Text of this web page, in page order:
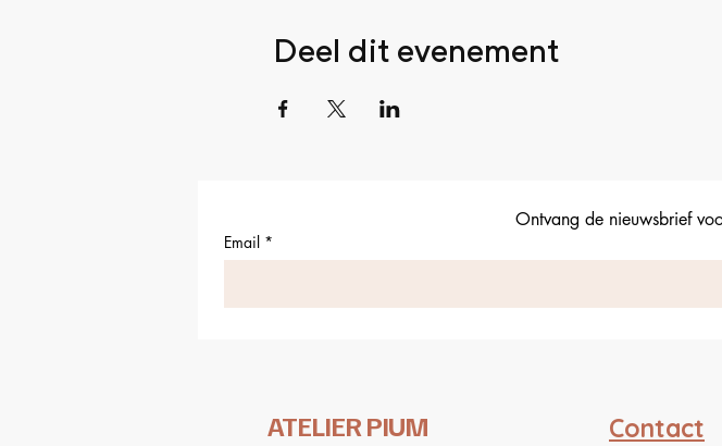
Deel dit evenement
Ontvang de nieuwsbrief
Email *
Contact
ATELIER PIUM